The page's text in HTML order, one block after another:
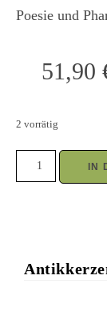
Poesie und
51,90
2 vorrätig
IN